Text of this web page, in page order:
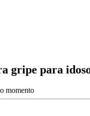
gripe para
momento